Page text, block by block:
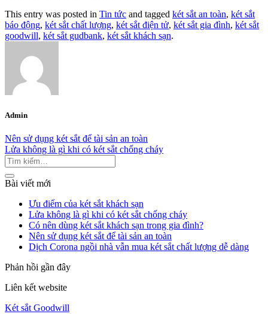
This entry was posted in Tin tức and tagged két sắt an toàn, két sắt
báo động, két sắt chất lượng, két sắt điện tử, két sắt gia đình, két sắt
goodwill, két sắt gudbank, két sắt khách sạn.
Admin
Nên sử dụng két sắt để tài sản an toàn
Lửa không là gì khi có két sắt chống cháy
Bài viết mới
Ưu điểm của két sắt khách sạn
Lửa không là gì khi có két sắt chống cháy
Có nên dùng két sắt khách sạn trong gia đình?
Nên sử dụng két sắt để tài sản an toàn
Dịch Corona ngồi nhà vẫn mua két sắt chất lượng dễ dàng
Phản hồi gần đây
Liên kết website
Két sắt Goodwill